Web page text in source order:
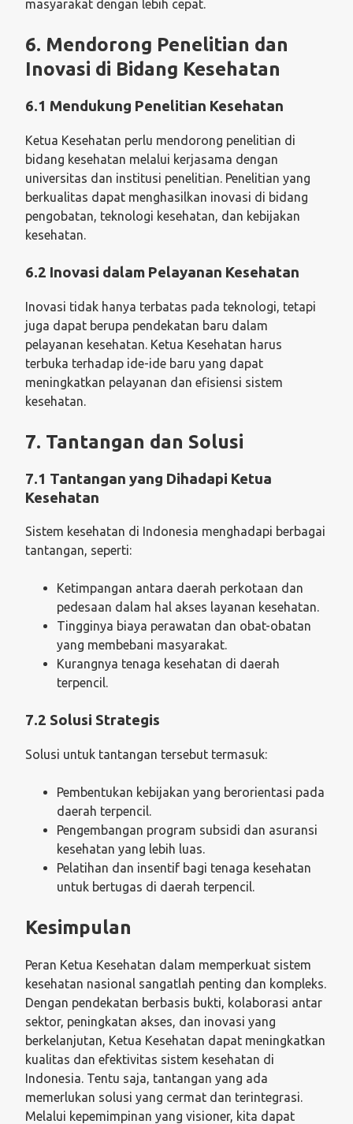
masyarakat dengan lebih cepat.
6. Mendorong Penelitian dan
Inovasi di Bidang Kesehatan
6.1 Mendukung Penelitian Kesehatan
Ketua Kesehatan perlu mendorong penelitian di
bidang kesehatan melalui kerjasama dengan
universitas dan institusi penelitian. Penelitian yang
berkualitas dapat menghasilkan inovasi di bidang
pengobatan, teknologi kesehatan, dan kebijakan
kesehatan.
6.2 Inovasi dalam Pelayanan Kesehatan
Inovasi tidak hanya terbatas pada teknologi, tetapi
juga dapat berupa pendekatan baru dalam
pelayanan kesehatan. Ketua Kesehatan harus
terbuka terhadap ide-ide baru yang dapat
meningkatkan pelayanan dan efisiensi sistem
kesehatan.
7. Tantangan dan Solusi
7.1 Tantangan yang Dihadapi Ketua
Kesehatan
Sistem kesehatan di Indonesia menghadapi berbagai
tantangan, seperti:
Ketimpangan antara daerah perkotaan dan
pedesaan dalam hal akses layanan kesehatan.
Tingginya biaya perawatan dan obat-obatan
yang membebani masyarakat.
Kurangnya tenaga kesehatan di daerah
terpencil.
7.2 Solusi Strategis
Solusi untuk tantangan tersebut termasuk:
Pembentukan kebijakan yang berorientasi pada
daerah terpencil.
Pengembangan program subsidi dan asuransi
kesehatan yang lebih luas.
Pelatihan dan insentif bagi tenaga kesehatan
untuk bertugas di daerah terpencil.
Kesimpulan
Peran Ketua Kesehatan dalam memperkuat sistem
kesehatan nasional sangatlah penting dan kompleks.
Dengan pendekatan berbasis bukti, kolaborasi antar
sektor, peningkatan akses, dan inovasi yang
berkelanjutan, Ketua Kesehatan dapat meningkatkan
kualitas dan efektivitas sistem kesehatan di
Indonesia. Tentu saja, tantangan yang ada
memerlukan solusi yang cermat dan terintegrasi.
Melalui kepemimpinan yang visioner, kita dapat